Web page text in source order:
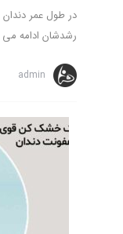
در طول عمر
رشدشان ادامه می
admin